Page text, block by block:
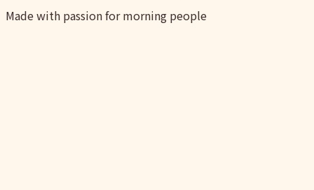
Made with passion for morning people